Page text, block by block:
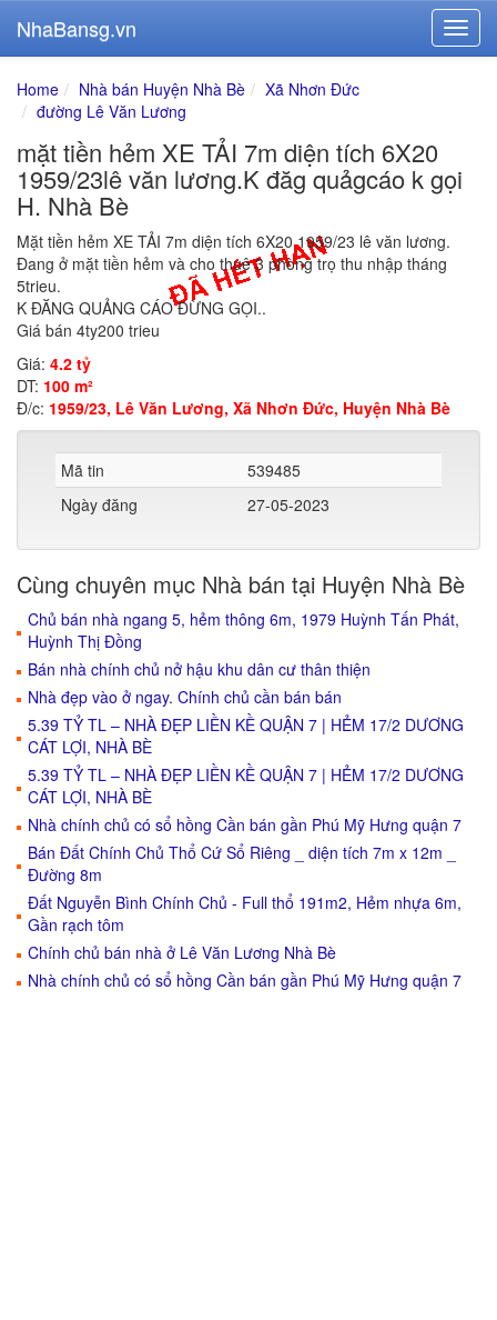
NhaBansg.vn
Home Nhà bán Huyện Nhà Bè
Xã Nhơn Đức
đường Lê Văn Lương
mặt tiền hẻm XE TẢI 7m diện tích 6X20
1959/23lê văn lương.K đăg quảgcáo k gọi
H. Nhà Bè
Mặt tiền hẻm XE TẢI 7m diện tích 6X20 1959/23 lê văn lương.
Đang ở mặt tiền hẻm và cho thuê 3 phòng trọ thu nhập tháng
5trieu.
K ĐĂNG QUẢNG CÁO ĐỪNG GỌI..
Giá bán 4ty200 trieu
Giá: 4.2 tỷ
DT: 100 m²
Đ/c: 1959/23, Lê Văn Lương, Xã Nhơn Đức, Huyện Nhà Bè
Mã tin
539485
Ngày đăng
27-05-2023
Cùng chuyên mục Nhà bán tại Huyện Nhà Bè
Chủ bán nhà ngang 5, hẻm thông 6m, 1979 Huỳnh Tấn Phát,
Huỳnh Thị Đồng
Bán nhà chính chủ nở hậu khu dân cư thân thiện
Nhà đẹp vào ở ngay. Chính chủ cần bán bán
5.39 TỶ TL – NHÀ ĐẸP LIỀN KỀ QUẬN 7 | HẺM 17/2 DƯƠNG
CÁT LỢI, NHÀ BÈ
5.39 TỶ TL – NHÀ ĐẸP LIỀN KỀ QUẬN 7 | HẺM 17/2 DƯƠNG
CÁT LỢI, NHÀ BÈ
Nhà chính chủ có sổ hồng Cần bán gần Phú Mỹ Hưng quận 7
Bán Đất Chính Chủ Thổ Cứ Sổ Riêng _ diện tích 7m x 12m _
Đường 8m
Đất Nguyễn Bình Chính Chủ - Full thổ 191m2, Hẻm nhựa 6m,
Gần rạch tôm
Chính chủ bán nhà ở Lê Văn Lương Nhà Bè
Nhà chính chủ có sổ hồng Cần bán gần Phú Mỹ Hưng quận 7